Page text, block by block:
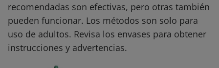
recomendadas son efectivas, pero otras también
pueden funcionar. Los métodos son solo para
uso de adultos. Revisa los envases para obtener
instrucciones y advertencias.